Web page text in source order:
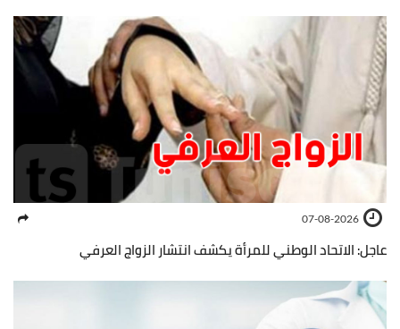
07-08-2026
عاجل: الاتحاد الوطني للمرأة يكشف انتشار الزواج العرفي